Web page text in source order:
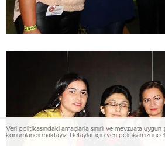
Veri politikasındaki amaçlarla sınırlı ve mevzuata uygun
konumlandırmaktayız. Detaylar için veri politikamızı